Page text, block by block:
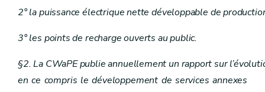
Art. 32
Chapitre VII Clients protégés
Chapitre VII Clients protégés
Chapitre VIII Obligations de service public
Art. 34
Art. 35
2° la puissance électrique nette développable de
3° les points de recharge ouverts au public.
§2. La CWaPE publie annuellement un rapport sur
en ce compris le développement de services annexes